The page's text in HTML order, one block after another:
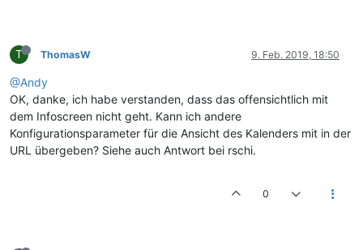
T ThomasW 9. Feb. 2019, 18:50
@Andy
OK, danke, ich habe verstanden, dass das offensichtlich mit
dem Infoscreen nicht geht. Kann ich andere
Konfigurationsparameter für die Ansicht des Kalenders mit in der
URL übergeben? Siehe auch Antwort bei rschi.
0